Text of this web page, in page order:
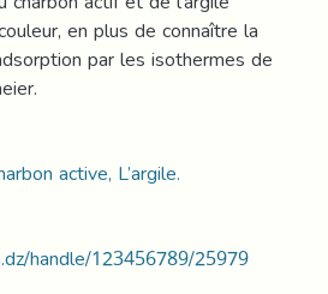
en plus de connaître la
par les isothermes de
active, L’argile.
handle/123456789/25979